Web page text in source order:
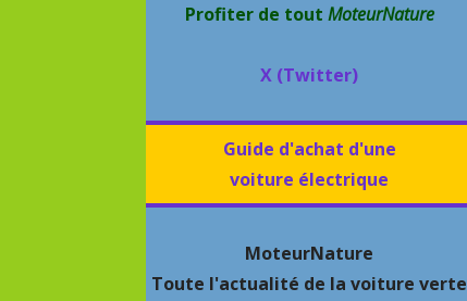
Profiter de tout MoteurNature
X (Twitter)
Guide d'achat d'une
voiture électrique
MoteurNature
Toute l'actualité de la voiture verte